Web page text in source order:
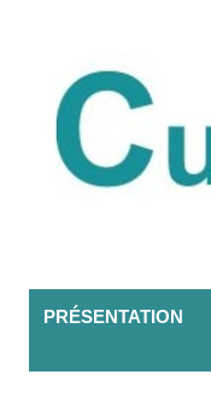
PRÉSENTATION